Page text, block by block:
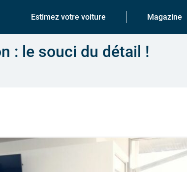
Estimez votre voiture Magazine
: le souci du détail !